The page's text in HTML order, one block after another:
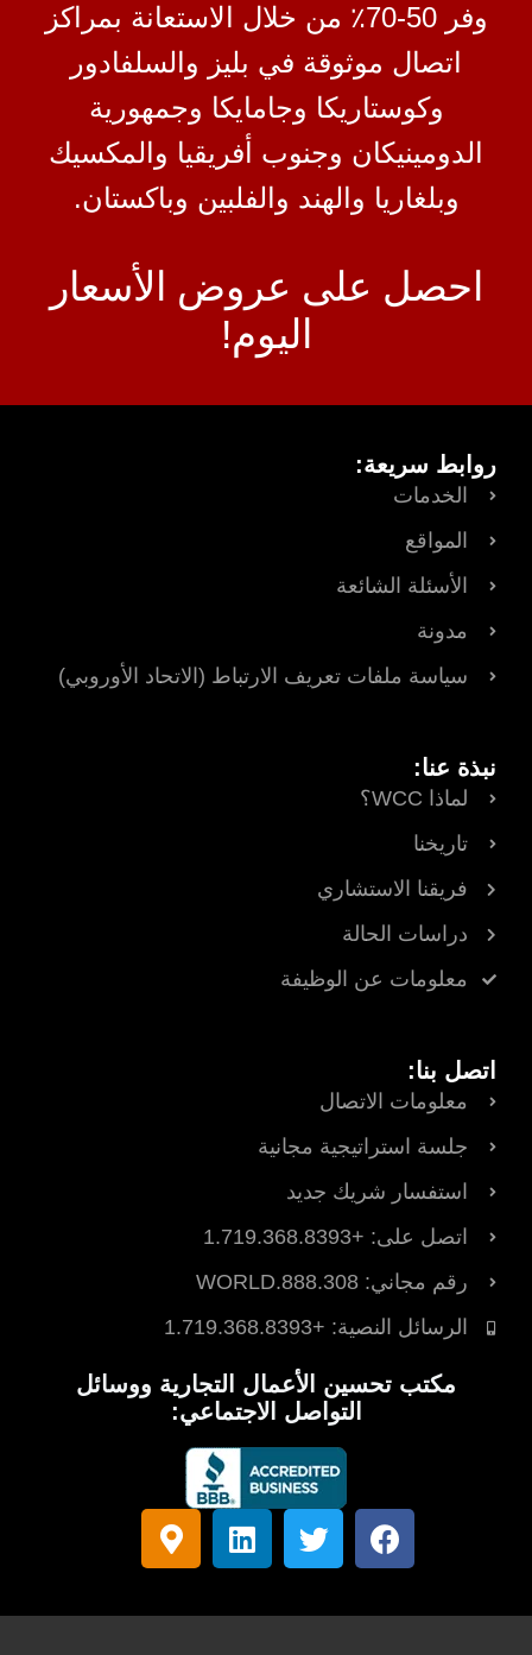
وفر 50-70٪ من خلال الاستعانة بمراكز
اتصال موثوقة في بليز والسلفادور
وكوستاريكا وجامايكا وجمهورية
الدومينيكان وجنوب أفريقيا والمكسيك
وبلغاريا والهند والفلبين وباكستان.
احصل على عروض الأسعار
اليوم!
روابط سريعة:
الخدمات
المواقع
الأسئلة الشائعة
مدونة
سياسة ملفات تعريف الارتباط (الاتحاد الأوروبي)
نبذة عنا:
لماذا WCC؟
تاريخنا
فريقنا الاستشاري
دراسات الحالة
معلومات عن الوظيفة
اتصل بنا:
معلومات الاتصال
جلسة استراتيجية مجانية
استفسار شريك جديد
اتصل على: +1.719.368.8393
رقم مجاني: 888.308.WORLD
الرسائل النصية: +1.719.368.8393
مكتب تحسين الأعمال التجارية ووسائل
التواصل الاجتماعي:
ف
ي
ب
ت
و
ت
ل
ي
ك
ع
ل
م